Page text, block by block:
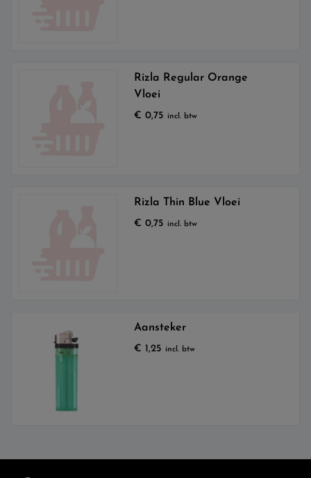
Rizla Regular Orange
Vloei
€ 0,75 incl. btw
Rizla Thin Blue Vloei
€ 0,75 incl. btw
Aansteker
€ 1,25 incl. btw